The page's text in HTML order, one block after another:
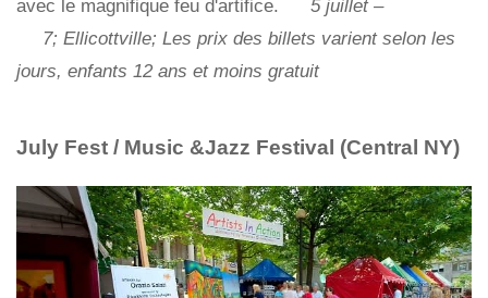
avec le magnifique feu d'artifice.
5 juillet –
7; Ellicottville; Les prix des billets varient selon les
jours, enfants 12 ans et moins gratuit
July Fest / Music &Jazz Festival (Central NY)